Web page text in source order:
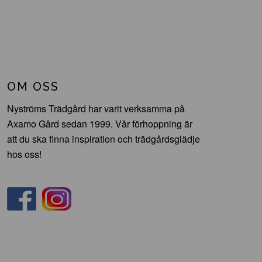
OM OSS
Nyströms Trädgård har varit verksamma på
Axamo Gård sedan 1999. Vår förhoppning är
att du ska finna inspiration och trädgårdsglädje
hos oss!